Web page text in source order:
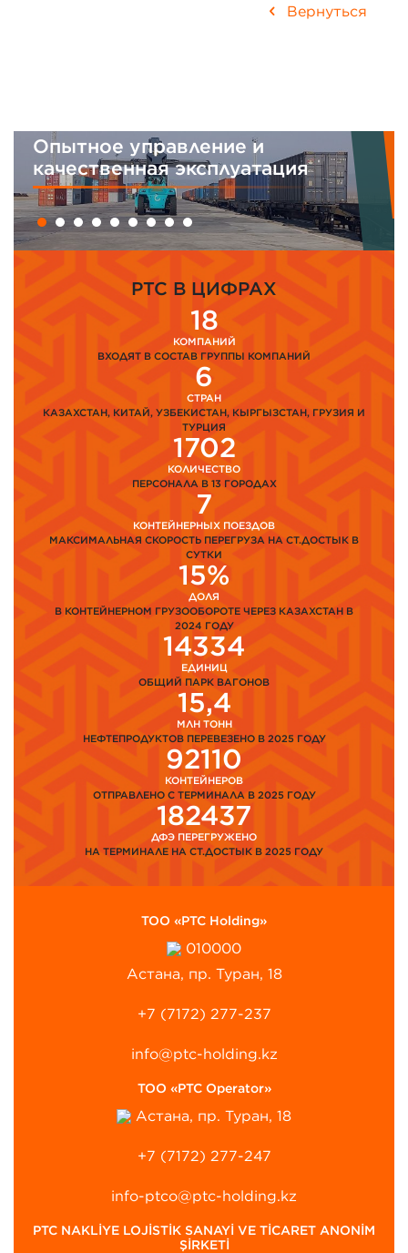
Вернуться
и
Интегрированная
менеджмента
PTC В ЦИФРАХ
18
КОМПАНИЙ
ВХОДЯТ В СОСТАВ ГРУППЫ КОМПАНИЙ
6
СТРАН
КАЗАХСТАН, КИТАЙ, УЗБЕКИСТАН, КЫРГЫЗСТАН, ГРУЗИЯ И
ТУРЦИЯ
1702
КОЛИЧЕСТВО
ПЕРСОНАЛА В 13 ГОРОДАХ
7
КОНТЕЙНЕРНЫХ ПОЕЗДОВ
МАКСИМАЛЬНАЯ СКОРОСТЬ ПЕРЕГРУЗА НА СТ.ДОСТЫК В
СУТКИ
15%
ДОЛЯ
В КОНТЕЙНЕРНОМ ГРУЗООБОРОТЕ ЧЕРЕЗ КАЗАХСТАН В
2024 ГОДУ
14334
ЕДИНИЦ
ОБЩИЙ ПАРК ВАГОНОВ
15,4
МЛН ТОНН
НЕФТЕПРОДУКТОВ ПЕРЕВЕЗЕНО В 2025 ГОДУ
92110
КОНТЕЙНЕРОВ
ОТПРАВЛЕНО С ТЕРМИНАЛА В 2025 ГОДУ
182437
ДФЭ ПЕРЕГРУЖЕНО
НА ТЕРМИНАЛЕ НА СТ.ДОСТЫК В 2025 ГОДУ
ТОО «PTC Holding»
010000
Астана, пр. Туран, 18
+7 (7172) 277-237
info@ptc-holding.kz
ТОО «PTC Operator»
Астана, пр. Туран, 18
+7 (7172) 277-247
info-ptco@ptc-holding.kz
PTC NAKLİYE LOJİSTİK SANAYİ VE TİCARET ANONİM
ŞİRKETİ